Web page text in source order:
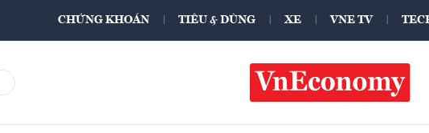
CHỨNG KHOÁN TIÊU & DÙNG XE VNE TV